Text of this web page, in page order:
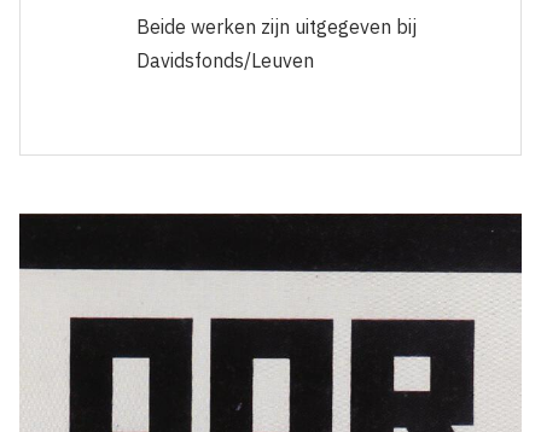
Beide werken zijn uitgegeven bij
Davidsfonds/Leuven